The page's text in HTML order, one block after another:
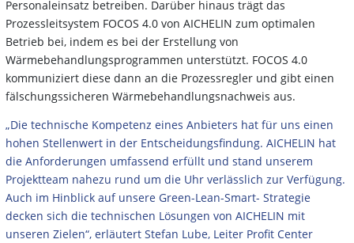
Personaleinsatz betreiben. Darüber hinaus trägt das
Prozessleitsystem FOCOS 4.0 von AICHELIN zum optimalen
Betrieb bei, indem es bei der Erstellung von
Wärmebehandlungsprogrammen unterstützt. FOCOS 4.0
kommuniziert diese dann an die Prozessregler und gibt einen
fälschungssicheren Wärmebehandlungsnachweis aus.
„Die technische Kompetenz eines Anbieters hat für uns einen
hohen Stellenwert in der Entscheidungsfindung. AICHELIN hat
die Anforderungen umfassend erfüllt und stand unserem
Projektteam nahezu rund um die Uhr verlässlich zur Verfügung.
Auch im Hinblick auf unsere Green-Lean-Smart- Strategie
decken sich die technischen Lösungen von AICHELIN mit
unseren Zielen“, erläutert Stefan Lube, Leiter Profit Center